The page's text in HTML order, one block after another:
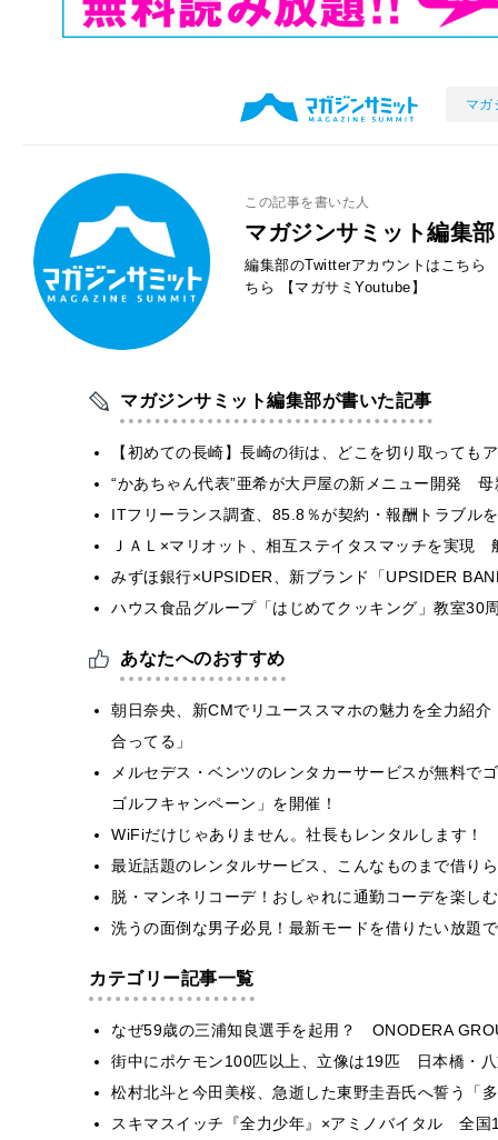
マガ
この記事を書いた人
マガジンサミット編集部
編集部のTwitterアカウントはこちら
ちら
【マガサミYoutube】
マガジンサミット編集部が書いた記事
【初めての長崎】長崎の街は、どこを切り取って
“かあちゃん代表”亜希が大戸屋の新メニュー開発
ITフリーランス調査、85.8％が契約・報酬トラブ
ＪＡＬ×マリオット、相互ステイタスマッチを実
みずほ銀行×UPSIDER、新ブランド「UPSIDER
ハウス食品グループ「はじめてクッキング」教室
あなたへのおすすめ
朝日奈央、新CMでリユーススマホの魅力を全力紹
合ってる」
メルセデス・ベンツのレンタカーサービスが無料で
ゴルフキャンペーン」を開催！
WiFiだけじゃありません。社長もレンタルします！
最近話題のレンタルサービス、こんなものまで借り
脱・マンネリコーデ！おしゃれに通勤コーデを楽し
洗うの面倒な男子必見！最新モードを借りたい放題
カテゴリー記事一覧
なぜ59歳の三浦知良選手を起用？ ONODERA
街中にポケモン100匹以上、立像は19匹 日本橋・
松村北斗と今田美桜、急逝した東野圭吾氏へ誓う「
スキマスイッチ『全力少年』×アミノバイタル 全国